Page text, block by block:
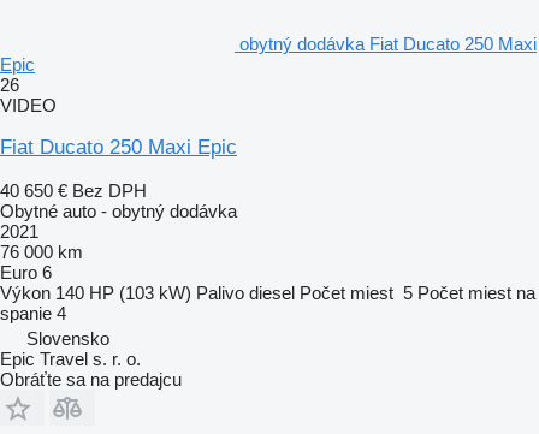
obytný dodávka Fiat Ducato 250 Maxi
Epic
26
VIDEO
Fiat Ducato 250 Maxi Epic
40 650 € Bez DPH
Obytné auto - obytný dodávka
2021
76 000 km
Euro 6
Výkon 140 HP (103 kW) Palivo diesel Počet miest 5 Počet miest na
spanie 4
Slovensko
Epic Travel s. r. o.
Obráťte sa na predajcu